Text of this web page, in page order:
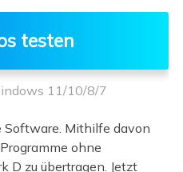
testen
11/10/8/7
Software. Mithilfe davon
ohne
D zu übertragen. Jetzt